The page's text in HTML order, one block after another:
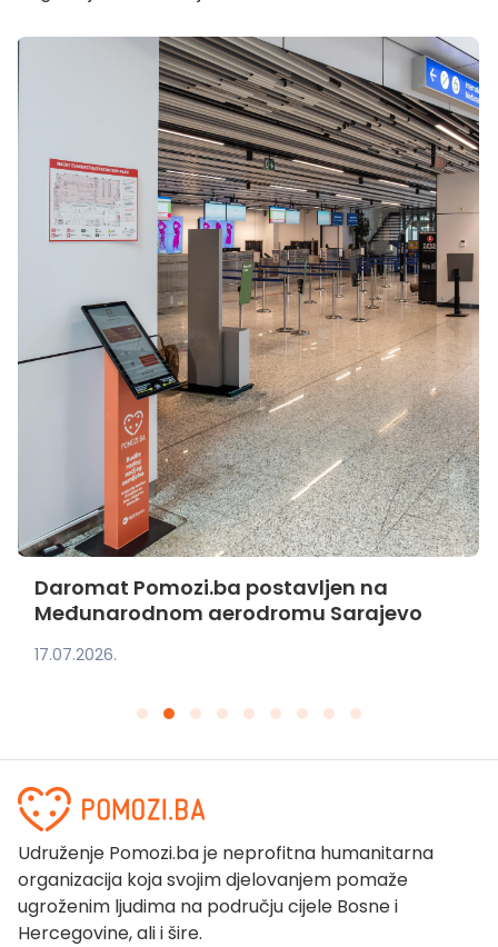
Daromat Pomozi.ba postavljen na
Međunarodnom aerodromu Sarajevo
17.07.2026.
Udruženje Pomozi.ba je neprofitna humanitarna
organizacija koja svojim djelovanjem pomaže
ugroženim ljudima na području cijele Bosne i
Hercegovine, ali i šire.